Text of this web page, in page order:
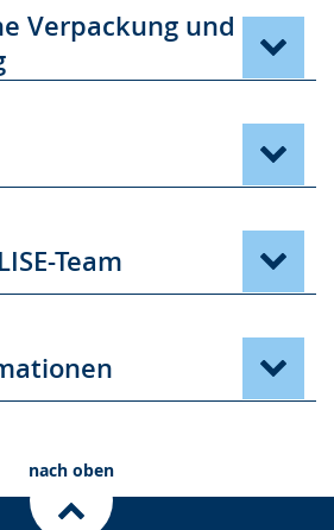
Verpackung und
Team
nach oben